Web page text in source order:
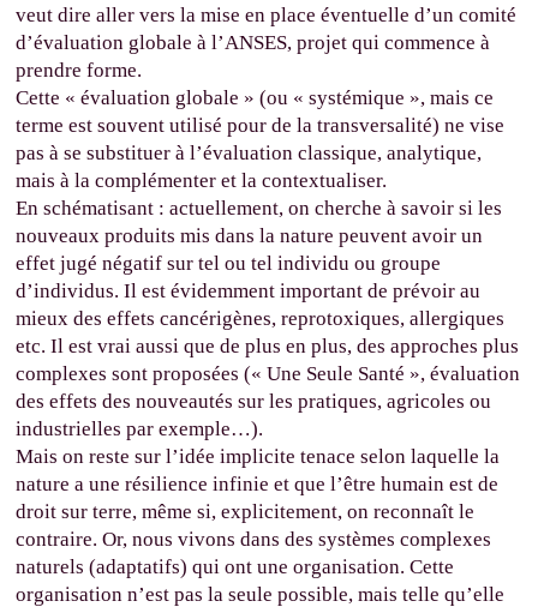
veut dire aller vers la mise en place éventuelle d’un comité
d’évaluation globale à l’ANSES, projet qui commence à
prendre forme.
Cette « évaluation globale » (ou « systémique », mais ce
terme est souvent utilisé pour de la transversalité) ne vise
pas à se substituer à l’évaluation classique, analytique,
mais à la complémenter et la contextualiser.
En schématisant : actuellement, on cherche à savoir si les
nouveaux produits mis dans la nature peuvent avoir un
effet jugé négatif sur tel ou tel individu ou groupe
d’individus. Il est évidemment important de prévoir au
mieux des effets cancérigènes, reprotoxiques, allergiques
etc. Il est vrai aussi que de plus en plus, des approches plus
complexes sont proposées (« Une Seule Santé », évaluation
des effets des nouveautés sur les pratiques, agricoles ou
industrielles par exemple…).
Mais on reste sur l’idée implicite tenace selon laquelle la
nature a une résilience infinie et que l’être humain est de
droit sur terre, même si, explicitement, on reconnaît le
contraire. Or, nous vivons dans des systèmes complexes
naturels (adaptatifs) qui ont une organisation. Cette
organisation n’est pas la seule possible, mais telle qu’elle